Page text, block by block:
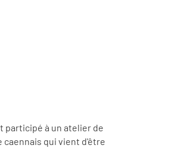
participé à un atelier de
caennais qui vient d'être